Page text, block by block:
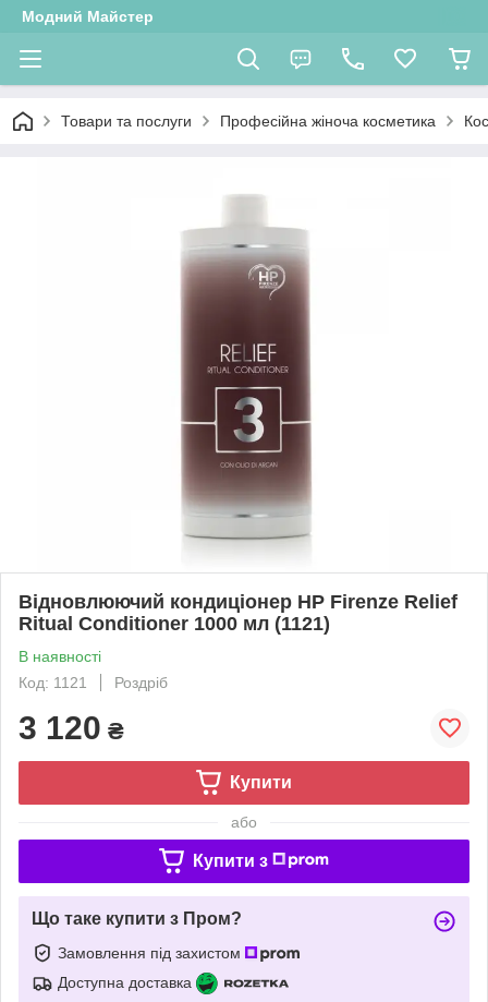
Модний Майстер
Товари та послуги Професійна жіноча косметика
Відновлюючий кондиціонер HP Firenze Relief
Ritual Conditioner 1000 мл (1121)
В наявності
Код: 1121
Роздріб
3 120 ₴
Купити
або
Купити з
Що таке купити з Пром?
Замовлення під захистом
Доступна доставка